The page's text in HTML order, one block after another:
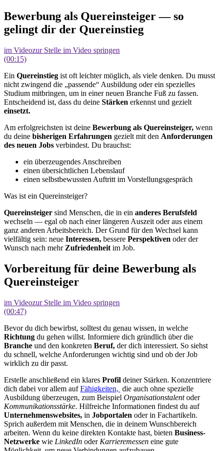
Bewerbung als Quereinsteiger — so
gelingt dir der Quereinstieg
im Videozur Stelle im Video springen
(00:15)
Ein Quereinstieg ist oft leichter möglich, als viele denken. Du musst
nicht zwingend die „passende“ Ausbildung oder ein spezielles
Studium mitbringen, um in einer neuen Branche Fuß zu fassen.
Entscheidend ist, dass du deine Stärken erkennst und gezielt
einsetzt.
Am erfolgreichsten ist deine Bewerbung als Quereinsteiger, wenn
du deine bisherigen Erfahrungen gezielt mit den Anforderungen
des neuen Jobs verbindest. Du brauchst:
ein überzeugendes Anschreiben
einen übersichtlichen Lebenslauf
einen selbstbewussten Auftritt im Vorstellungsgespräch
Was ist ein Quereinsteiger?
Quereinsteiger sind Menschen, die in ein anderes Berufsfeld
wechseln — egal ob nach einer längeren Auszeit oder aus einem
ganz anderen Arbeitsbereich. Der Grund für den Wechsel kann
vielfältig sein: neue Interessen, bessere Perspektiven oder der
Wunsch nach mehr Zufriedenheit im Job.
Vorbereitung für deine Bewerbung als
Quereinsteiger
im Videozur Stelle im Video springen
(00:47)
Bevor du dich bewirbst, solltest du genau wissen, in welche
Richtung du gehen willst. Informiere dich gründlich über die
Branche und den konkreten Beruf, der dich interessiert. So siehst
du schnell, welche Anforderungen wichtig sind und ob der Job
wirklich zu dir passt.
Erstelle anschließend ein klares Profil deiner Stärken. Konzentriere
dich dabei vor allem aufFähigkeiten, die auch ohne spezielle
Ausbildung überzeugen, zum Beispiel Organisationstalentoder
Kommunikationsstärke. Hilfreiche Informationen findest du auf
Unternehmenswebsites, in Jobportalen oder in Fachartikeln.
Sprich außerdem mit Menschen, die in deinem Wunschbereich
arbeiten. Wenn du keine direkten Kontakte hast, bieten Business-
Netzwerke wie LinkedIn oder Karrieremessen eine gute